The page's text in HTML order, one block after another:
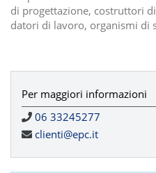
di progettazione, costruttori
datori di lavoro, organismi di
Per maggiori informazioni
06 33245277
clienti@epc.it